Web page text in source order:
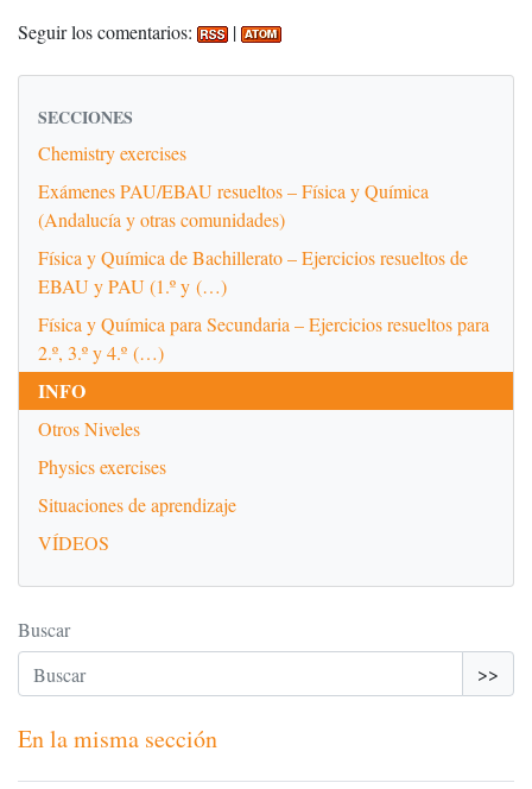
Seguir los comentarios: |
SECCIONES
Chemistry exercises
Exámenes PAU/EBAU resueltos – Física y Química
(Andalucía y otras comunidades)
Física y Química de Bachillerato – Ejercicios resueltos de
EBAU y PAU (1.º y (…)
Física y Química para Secundaria – Ejercicios resueltos para
2.º, 3.º y 4.º (…)
INFO
Otros Niveles
Physics exercises
Situaciones de aprendizaje
VÍDEOS
Buscar
>>
En la misma sección